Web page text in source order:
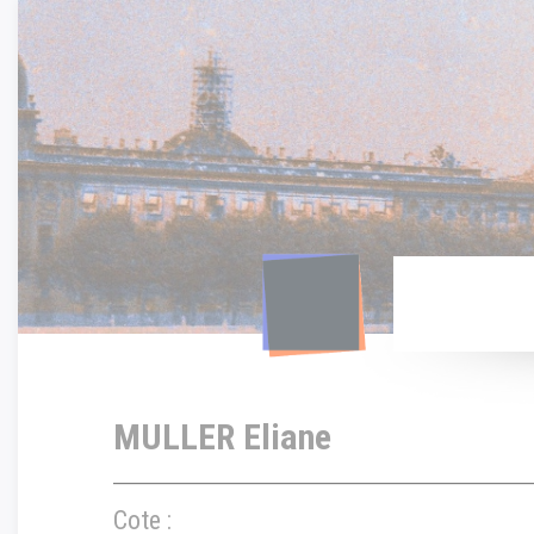
Panneau de gestion des cookies
MULLER Eliane
Cote :